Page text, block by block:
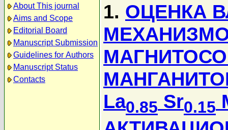
About This journal
Aims and Scope
Editorial Board
Manuscript Submission
Guidelines for Authors
Manuscript Status
Contacts
1. ОЦЕНКА
La0.85 Sr0.15